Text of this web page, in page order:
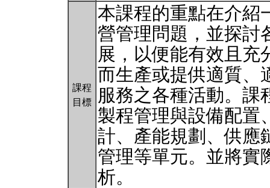
課程
目標
本課程的重點在介紹
營管理問題，並探討
展，以便能有效且充
而生產或提供適質
服務之各種活動。課
製程管理與設備配
計、產能規劃、供應
管理等單元。並將實
析。